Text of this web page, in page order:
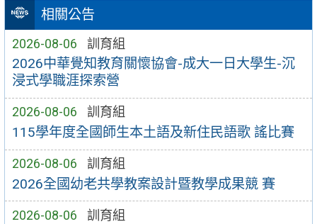
相關公告
2026-08-06 訓育組
2026中華覺知教育關懷協會-成大一日大學生-沉
浸式學職涯探索營
2026-08-06 訓育組
115學年度全國師生本土語及新住民語歌 謠比賽
2026-08-06 訓育組
2026全國幼老共學教案設計暨教學成果競 賽
2026-08-06 訓育組